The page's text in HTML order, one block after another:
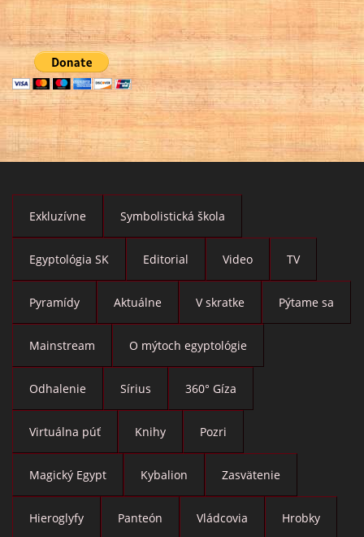
Exkluzívne Symbolistická škola
Egyptológia SK Editorial Video TV
Pyramídy Aktuálne V skratke Pýtame sa
Mainstream O mýtoch egyptológie
Odhalenie Sírius 360° Gíza
Virtuálna púť Knihy Pozri
Magický Egypt Kybalion Zasvätenie
Hieroglyfy Panteón Vládcovia Hrobky